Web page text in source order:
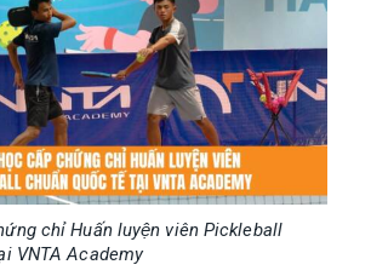
chỉ Huấn luyện viên Pickleball
VNTA Academy